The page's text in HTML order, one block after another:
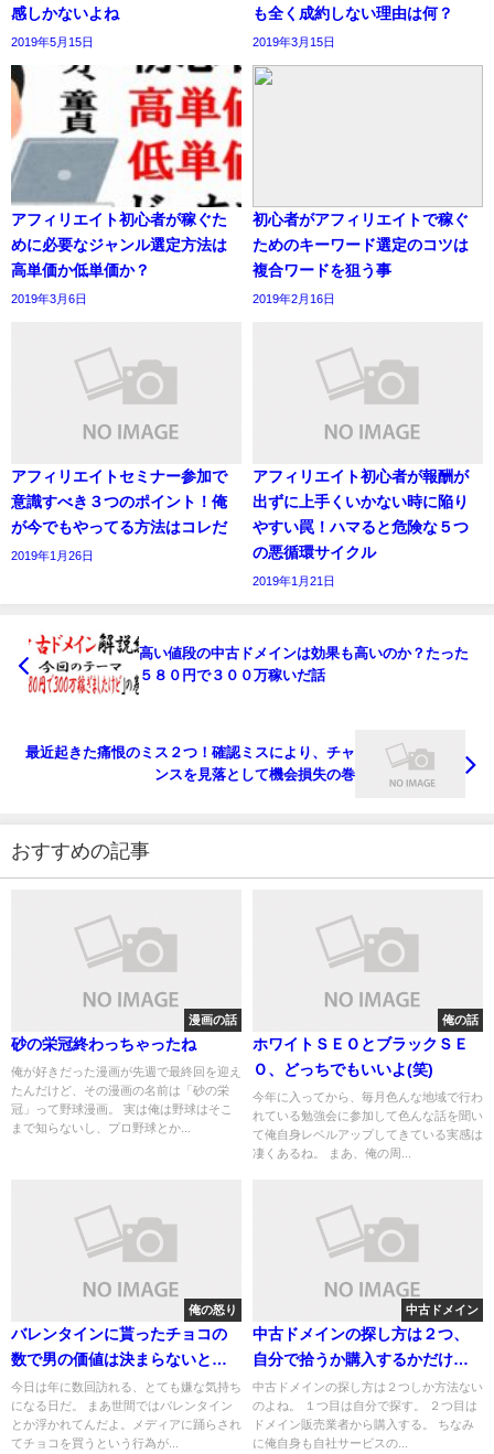
感しかないよね
2019年5月15日
も全く成約しない理由は何？
2019年3月15日
アフィリエイト初心者が稼ぐた
めに必要なジャンル選定方法は
高単価か低単価か？
2019年3月6日
初心者がアフィリエイトで稼ぐ
ためのキーワード選定のコツは
複合ワードを狙う事
2019年2月16日
アフィリエイトセミナー参加で
意識すべき３つのポイント！俺
が今でもやってる方法はコレだ
2019年1月26日
アフィリエイト初心者が報酬が
出ずに上手くいかない時に陥り
やすい罠！ハマると危険な５つ
の悪循環サイクル
2019年1月21日
高い値段の中古ドメインは効果も高いのか？たった
５８０円で３００万稼いだ話
最近起きた痛恨のミス２つ！確認ミスにより、チャ
ンスを見落として機会損失の巻
おすすめの記事
漫画の話
砂の栄冠終わっちゃったね
俺が好きだった漫画が先週で最終回を迎え
たんだけど、その漫画の名前は「砂の栄
冠」って野球漫画。 実は俺は野球はそこ
まで知らないし、プロ野球とか...
俺の話
ホワイトＳＥＯとブラックＳＥ
Ｏ、どっちでもいいよ(笑)
今年に入ってから、毎月色んな地域で行わ
れている勉強会に参加して色んな話を聞い
て俺自身レベルアップしてきている実感は
凄くあるね。 まあ、俺の周...
俺の怒り
バレンタインに貰ったチョコの
数で男の価値は決まらないと信
じたい
今日は年に数回訪れる、とても嫌な気持ち
になる日だ。 まあ世間ではバレンタイン
とか浮かれてんだよ。メディアに踊らされ
てチョコを買うという行為が...
中古ドメイン
中古ドメインの探し方は２つ、
自分で拾うか購入するかだけど
好みでやればいいんじゃない
中古ドメインの探し方は２つしか方法ない
のよね。 １つ目は自分で探す。 ２つ目は
ドメイン販売業者から購入する。 ちなみ
に俺自身も自社サービスの...